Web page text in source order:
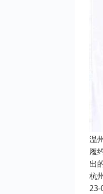
温
履
出
杭
23-